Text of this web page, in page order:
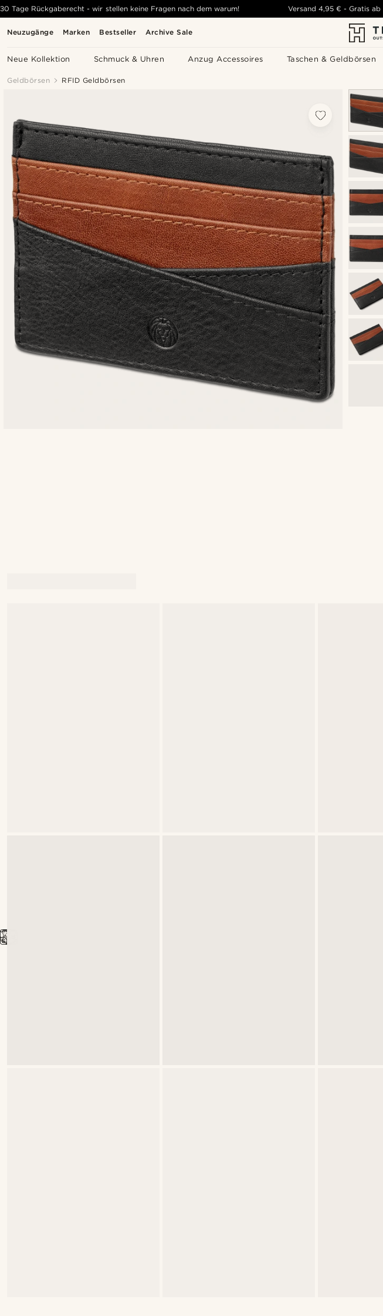
Neuzugänge Marken Bestseller Archive Sale
Neue Kollektion Schmuck & Uhren Anzug Accessoires Taschen & Geldbörsen
30 Tage Rückgaberecht - wir stellen keine Fragen nach dem warum! Versand 4,95 € -Gratis ab
Geldbörsen RFID Geldbörsen